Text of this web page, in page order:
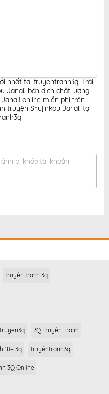
nhất tại truyentranh3q, Trải
Janai! bản dịch chất lượng
online miễn phí trên
truyện Shujinkou Janai! tại
bị khóa tài khoản
truyện tranh 3q
3Q Truyện Tranh
18+ 3q truyệntranh3q
3Q Online